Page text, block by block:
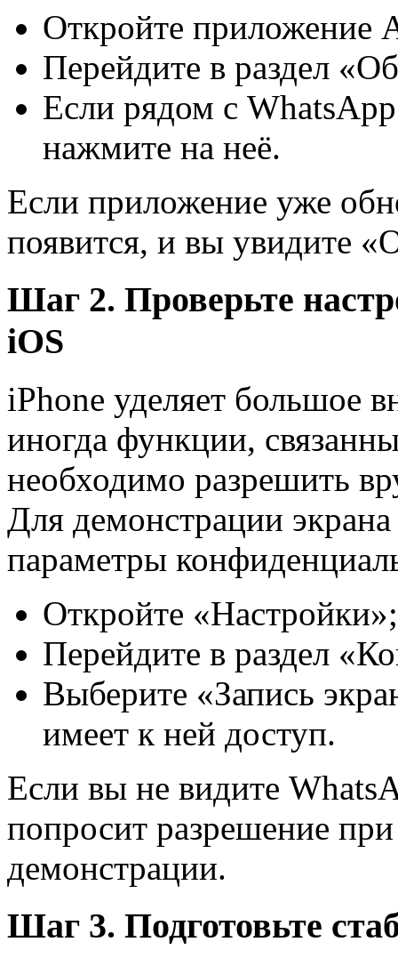
Откройте приложение
Перейдите в раздел
Если рядом с
нажмите на неё.
Если приложение уже
появится, и вы увидите
Шаг 2. Проверьте
iOS
iPhone уделяет большое
иногда функции,
необходимо разрешить
Для демонстрации
параметры
Откройте «Настройки»;
Перейдите в раздел
Выберите «Запись
имеет к ней доступ.
Если вы не видите
попросит разрешение
демонстрации.
Шаг 3. Подготовьте